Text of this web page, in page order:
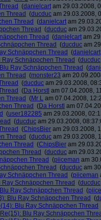
(danielcart am 29.03.2008,
Thread (ducduc am 29.03.2008,
Thread (danielcart am
Thread (ducduc am
Thread (danielcart am
Thread (ducduc am
Schnäppchen Thread (danielcart
Ray Schnäppchen Thread (ducduc
Ray Schnäppchen Thread (
Thread (monster23 am
(ducduc am 29.03.2008,
(Da Horstl am 07.04.2008,
Thread (Mr L am 07.04.2008,
Thread (Da Horstl am
(user182285 am 29.03.2008,
(ducduc am 29.03.2008,
(ChipsBier am 29.03.2008,
Thread (ducduc am 29.03.2008,
Thread (ChipsBier am
Thread (ducduc am
Thread (piiceman am
Thread (ducduc am
Schnäppchen Thread (piiceman
Ray Schnäppchen Thread (ducduc
Ray Schnäppchen Thread (
Blu Ray Schnäppchen Thread (
Blu Ray Schnäppchen Thread
Re(15): Blu Ray Schnäppchen